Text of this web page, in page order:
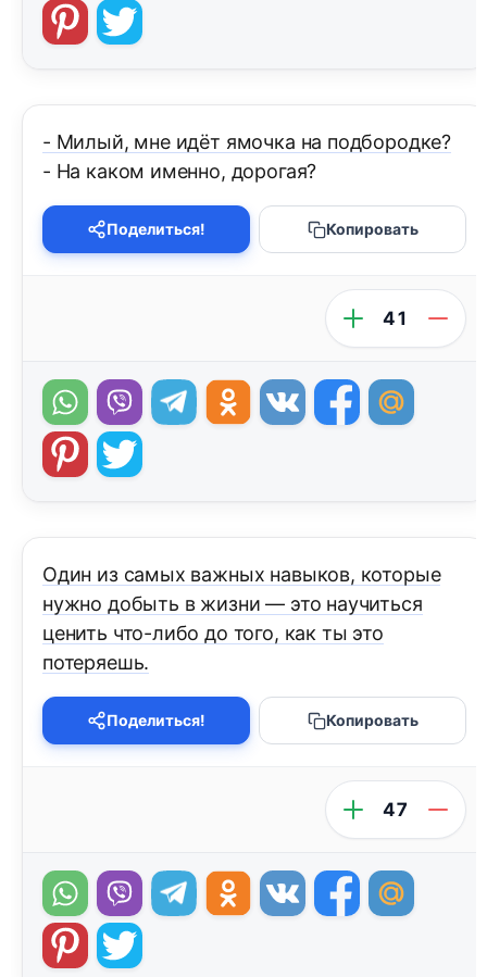
- Милый, мне идёт ямочка на подбородке?
- На каком именно, дорогая?
Поделиться! Копировать
41
Один из самых важных навыков, которые
нужно добыть в жизни — это научиться
ценить что-либо до того, как ты это
потеряешь.
Поделиться! Копировать
47